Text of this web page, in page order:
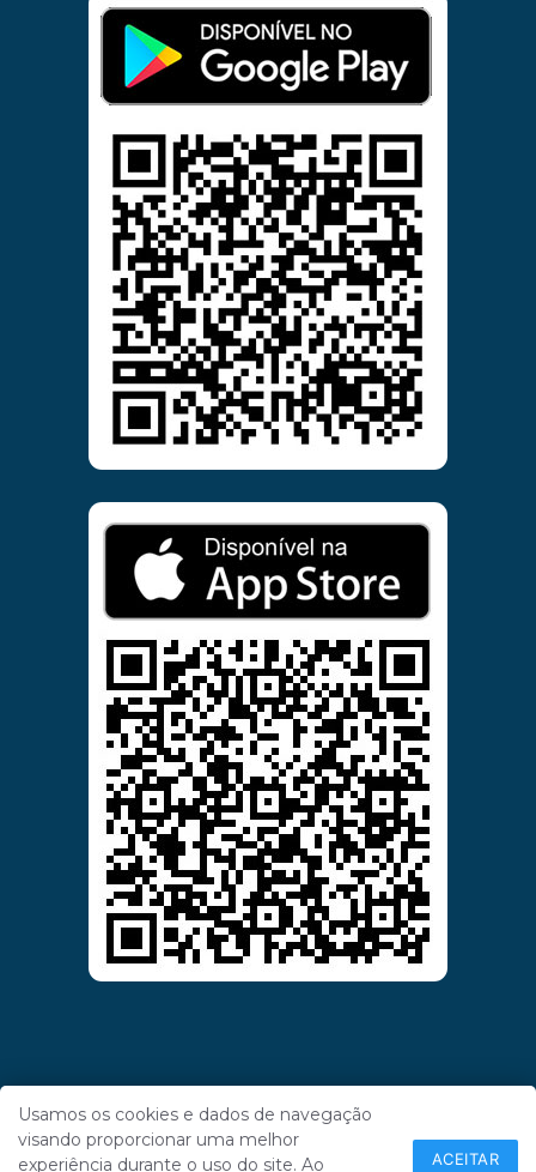
Usamos os cookies e dados de navegação
visando proporcionar uma melhor
experiência durante o uso do site. Ao
ACEITAR